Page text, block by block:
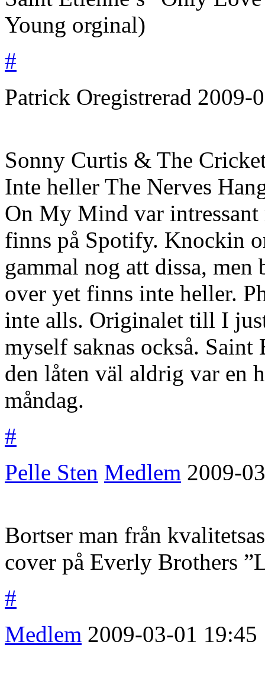
Young orginal)
#
Patrick Oregistrerad 2009-
Sonny Curtis & The
Inte heller The Nerves
On My Mind var
finns på Spotify. Knockin
gammal nog att dissa,
over yet finns inte heller.
inte alls. Originalet till I
myself saknas också. Saint
den låten väl aldrig var en
måndag.
#
Pelle Sten Medlem 2009-
Bortser man från
cover på Everly Brothers
#
Medlem 2009-03-01 19:45